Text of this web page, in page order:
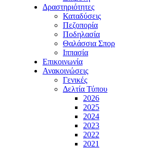
Δραστηριότητες
Καταδύσεις
Πεζοπορία
Ποδηλασία
Θαλάσσια Σπορ
Ιππασία
Επικοινωνία
Ανακοινώσεις
Γενικές
Δελτία Τύπου
2026
2025
2024
2023
2022
2021